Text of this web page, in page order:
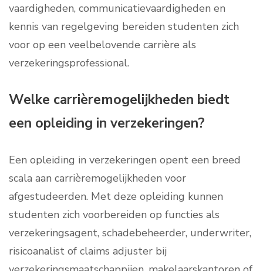
vaardigheden, communicatievaardigheden en
kennis van regelgeving bereiden studenten zich
voor op een veelbelovende carrière als
verzekeringsprofessional.
Welke carrièremogelijkheden biedt
een opleiding in verzekeringen?
Een opleiding in verzekeringen opent een breed
scala aan carrièremogelijkheden voor
afgestudeerden. Met deze opleiding kunnen
studenten zich voorbereiden op functies als
verzekeringsagent, schadebeheerder, underwriter,
risicoanalist of claims adjuster bij